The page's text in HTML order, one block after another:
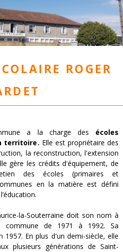
Roger
a la charge des écoles
territoire. Elle est propriétaire des
la reconstruction, l'extension
gère les crédits d'équipement, de
des écoles (primaires et
en la matière est défini
la-Souterraine doit son nom à
commune de 1971 à 1992. Sa
1957. En plus d'un demi-siècle, elle
plusieurs générations de Saint-